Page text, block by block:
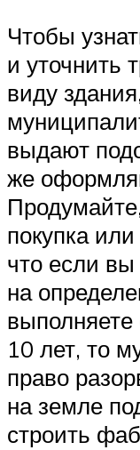
Чтобы
и уточнить
виду
выдают
же
покупка
что если
на
10 лет, то
право
на земле
строить